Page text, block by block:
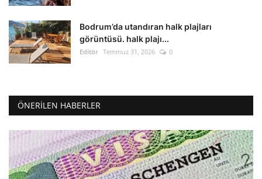
Bodrum’da utandıran halk plajları
görüntüsü. halk plajı...
Editör Temmuz 31, 2026 0
ÖNERILEN HABERLER